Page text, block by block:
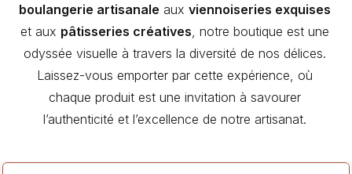
boulangerie artisanale aux viennoiseries exquises
et aux pâtisseries créatives , notre boutique est une
odyssée visuelle à travers la diversité de nos délices.
Laissez-vous emporter par cette expérience, où
chaque produit est une invitation à savourer
l’authenticité et l’excellence de notre artisanat.